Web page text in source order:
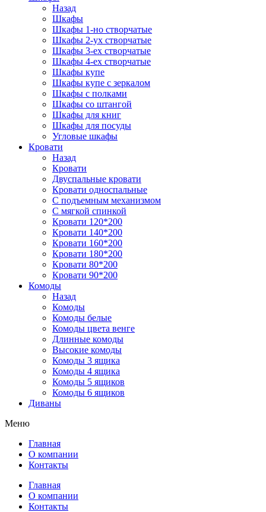
Назад
Шкафы
Шкафы 1-но створчатые
Шкафы 2-ух створчатые
Шкафы 3-ех створчатые
Шкафы 4-ех створчатые
Шкафы купе
Шкафы купе с зеркалом
Шкафы с полками
Шкафы со штангой
Шкафы для книг
Шкафы для посуды
Угловые шкафы
Кровати
Назад
Кровати
Двуспальные кровати
Кровати односпальные
С подъемным механизмом
С мягкой спинкой
Кровати 120*200
Кровати 140*200
Кровати 160*200
Кровати 180*200
Кровати 80*200
Кровати 90*200
Комоды
Назад
Комоды
Комоды белые
Комоды цвета венге
Длинные комоды
Высокие комоды
Комоды 3 ящика
Комоды 4 ящика
Комоды 5 ящиков
Комоды 6 ящиков
Диваны
Меню
Главная
О компании
Контакты
Главная
О компании
Контакты